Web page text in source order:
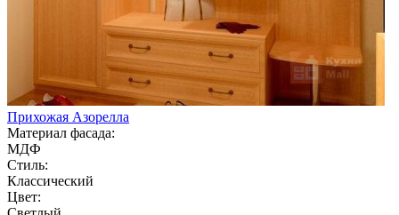
Прихожая Азорелла
Материал фасада:
МДФ
Стиль:
Классический
Цвет: